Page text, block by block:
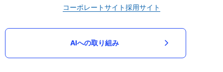
コーポレートサイト採用サイト
AIへの取り組み